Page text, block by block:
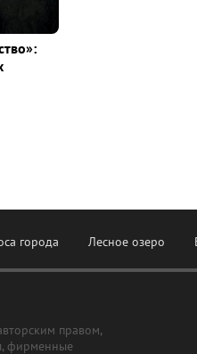
города Лесное озеро
правом,
фирменные